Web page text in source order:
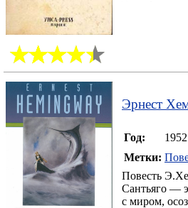
Эрнест
Год:
1952
Метки:
Повесть
Сантьяго —
с миром,